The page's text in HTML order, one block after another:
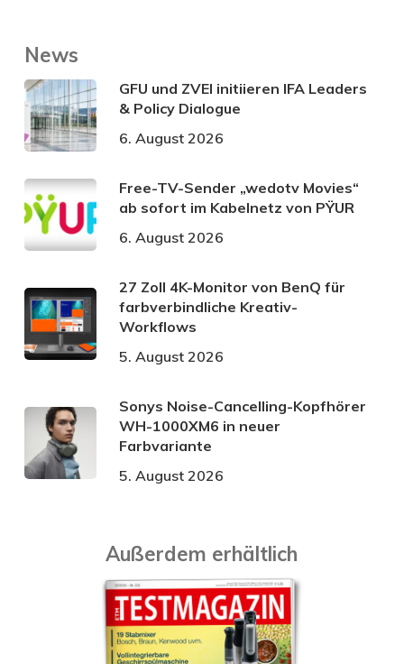
News
GFU und ZVEI initiieren IFA Leaders
& Policy Dialogue
6. August 2026
Free-TV-Sender „wedotv Movies“
ab sofort im Kabelnetz von PŸUR
6. August 2026
27 Zoll 4K-Monitor von BenQ für
farbverbindliche Kreativ-
Workflows
5. August 2026
Sonys Noise-Cancelling-Kopfhörer
WH-1000XM6 in neuer
Farbvariante
5. August 2026
Außerdem erhältlich